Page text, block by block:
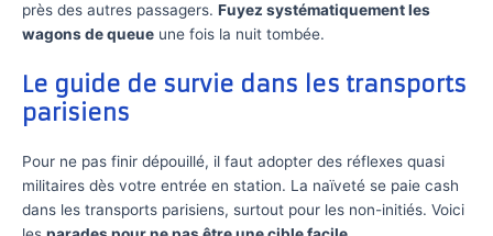
près des autres passagers. Fuyez systématiquement les
wagons de queue une fois la nuit tombée.
Le guide de survie dans les transports
parisiens
Pour ne pas finir dépouillé, il faut adopter des réflexes quasi
militaires dès votre entrée en station. La naïveté se paie cash
dans les transports parisiens, surtout pour les non-initiés. Voici